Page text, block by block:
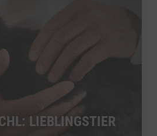
LIEBLINGSTIER